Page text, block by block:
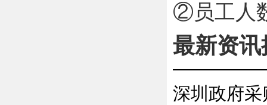
②员工人
最新资讯
深圳政府